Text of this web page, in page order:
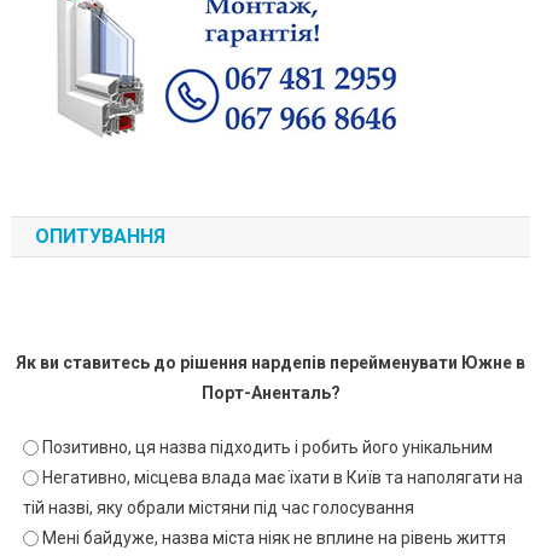
ОПИТУВАННЯ
Як ви ставитесь до рішення нардепів перейменувати Южне в
Порт-Аненталь?
Позитивно, ця назва підходить і робить його унікальним
Негативно, місцева влада має їхати в Київ та наполягати на
тій назві, яку обрали містяни під час голосування
Мені байдуже, назва міста ніяк не вплине на рівень життя